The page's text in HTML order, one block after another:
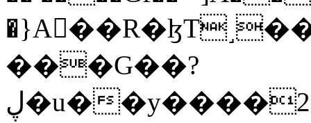
���G��?
ڸ�u��y����2o�Gc���t!W���k+(���